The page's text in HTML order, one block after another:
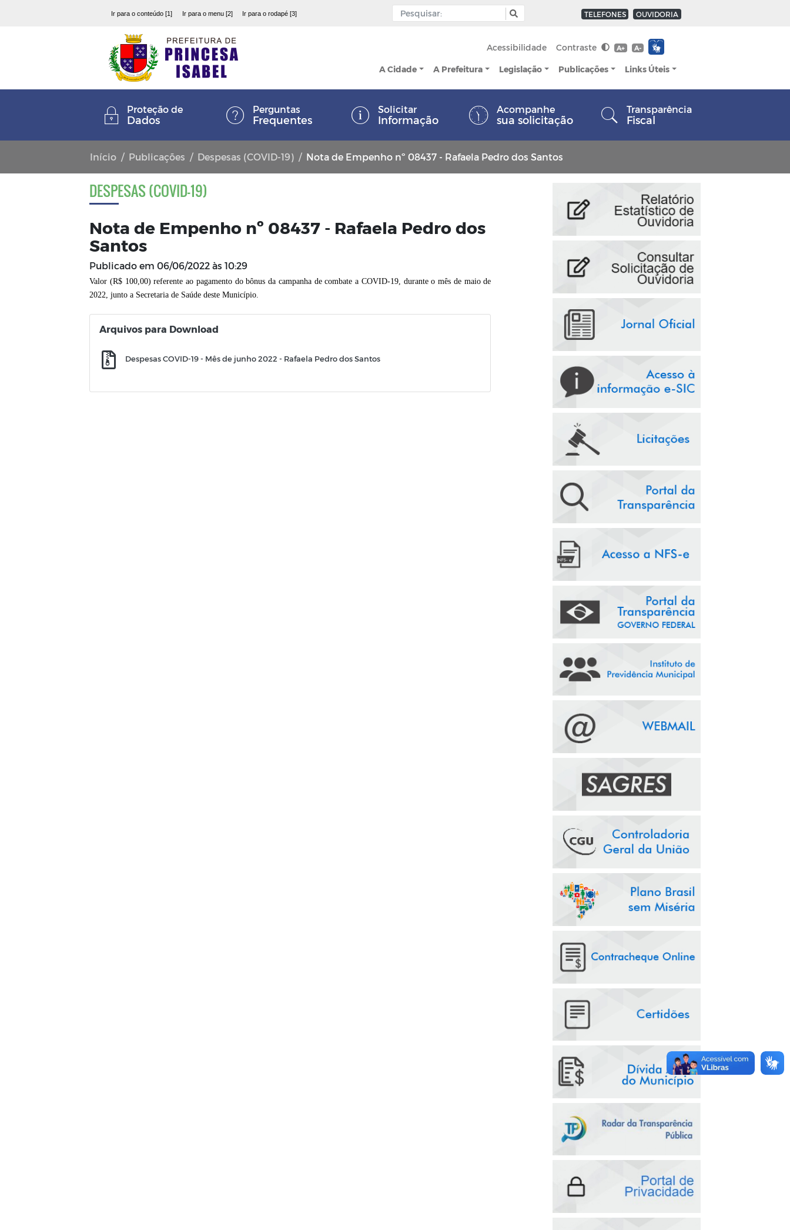
Ir para o conteúdo [1] Ir para o menu [2] Ir para o rodapé [3] TELEFONES OUVIDORIA
Acessibilidade Contraste A+ A-
A Cidade A Prefeitura Legislação Publicações Links Úteis
Proteção de
Dados
Perguntas
Frequentes
Solicitar
Informação
Acompanhe
sua solicitação
Transparência
Fiscal
Início Publicações Despesas (COVID-19) Nota de Empenho nº 08437 - Rafaela Pedro dos Santos
DESPESAS (COVID-19)
Nota de Empenho nº 08437 - Rafaela Pedro dos
Santos
Publicado em 06/06/2022 às 10:29
Valor (R$ 100,00) referente ao pagamento do bônus da campanha de combate a COVID-19, durante o mês de maio de
2022, junto a Secretaria de Saúde deste Município.
Arquivos para Download
Despesas COVID-19 - Mês de junho 2022 - Rafaela Pedro dos Santos